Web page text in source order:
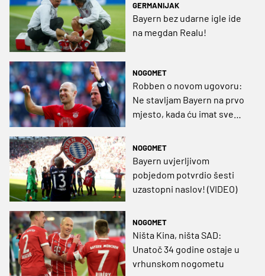
GERMANIJAK
Bayern bez udarne igle ide
na megdan Realu!
NOGOMET
Robben o novom ugovoru:
Ne stavljam Bayern na prvo
mjesto, kada ću imat sve
NOGOMET
Bayern uvjerljivom
pobjedom potvrdio šesti
uzastopni naslov! (VIDEO)
NOGOMET
Ništa Kina, ništa SAD:
Unatoč 34 godine ostaje u
vrhunskom nogometu